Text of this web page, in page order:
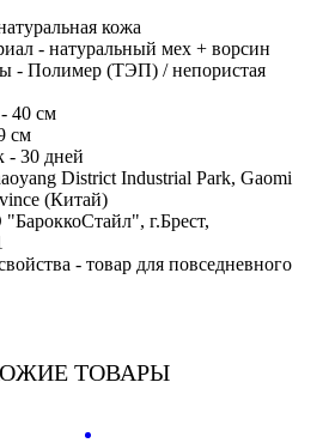
кожа
- натуральный мех + ворсин
- Полимер (ТЭП) / непористая
40 см
см
- 30 дней
District Industrial Park, Gaomi
(Китай)
г.Брест,
- товар для повседневного
ТОВАРЫ